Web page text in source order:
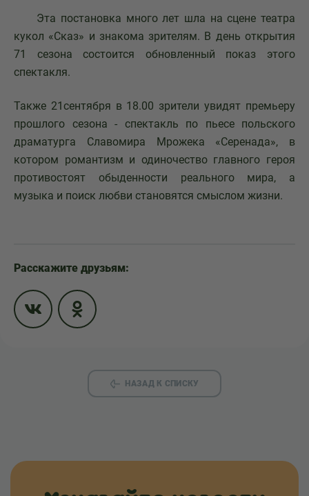
Эта постановка много лет шла на сцене театра
кукол «Сказ» и знакома зрителям. В день открытия
71 сезона состоится обновленный показ этого
спектакля.
Также 21сентября в 18.00 зрители увидят премьеру
прошлого сезона - спектакль по пьесе польского
драматурга Славомира Мрожека «Серенада», в
котором романтизм и одиночество главного героя
противостоят обыденности реального мира, а
музыка и поиск любви становятся смыслом жизни.
Расскажите друзьям:
НАЗАД К СПИСКУ